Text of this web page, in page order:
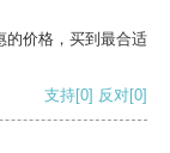
的价格，买到最合适
支持[0] 反对[0]